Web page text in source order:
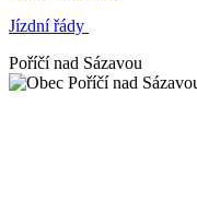
Jízdní řády
Poříčí nad Sázavou